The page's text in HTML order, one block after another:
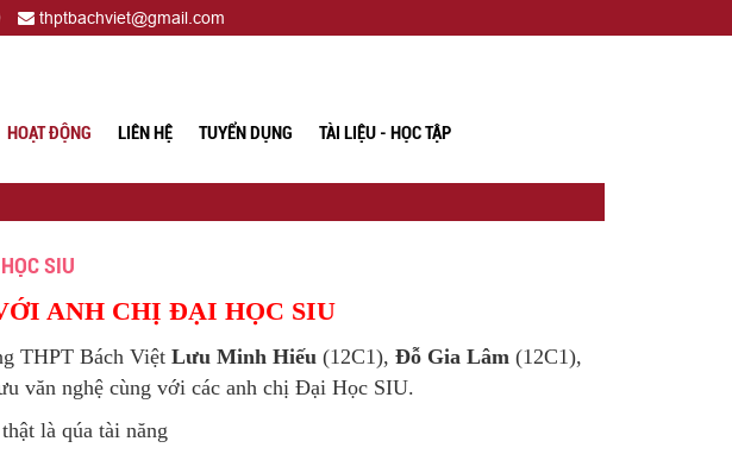
thptbachviet@gmail.com
HOẠT ĐỘNG LIÊN HỆ TUYỂN DỤNG TÀI LIỆU - HỌC TẬP
SIU
ANH CHỊ ĐẠI HỌC SIU
THPT Bách Việt Lưu Minh Hiếu(12C1), Đỗ Gia Lâm(12C1),
văn nghệ cùng với các anh chị Đại Học SIU.
là qúa tài năng